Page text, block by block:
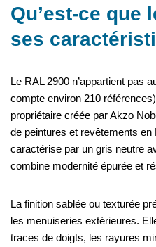
Qu’est-ce que
ses
Le RAL 2900 n’appartient pas
compte environ 210
propriétaire créée par Akzo
de peintures et revêtements en
caractérise par un gris neutre
combine modernité épurée et
La finition sablée ou texturée
les menuiseries extérieures.
traces de doigts, les rayures